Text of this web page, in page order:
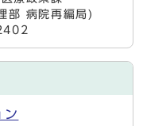
部 病院再編局)
ン